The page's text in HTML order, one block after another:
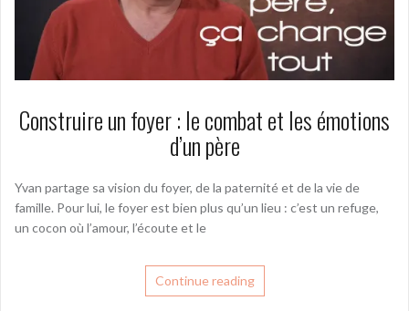
Construire un foyer : le combat et les émotions
d’un père
Yvan partage sa vision du foyer, de la paternité et de la vie de
famille. Pour lui, le foyer est bien plus qu’un lieu : c’est un refuge,
un cocon où l’amour, l’écoute et le
Continue reading